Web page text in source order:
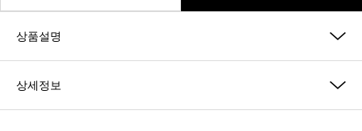
상품설명
상세정보